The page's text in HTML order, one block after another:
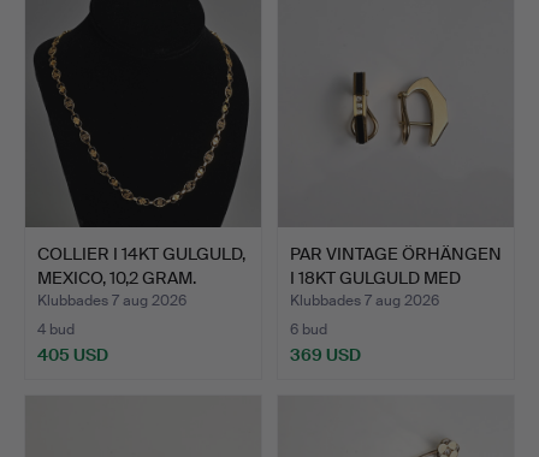
COLLIER I 14KT GULGULD,
MEXICO, 10,2 GRAM.
Klubbades 7 aug 2026
4 bud
405 USD
PAR VINTAGE ÖRHÄNGEN
I 18KT GULGULD MED
ON…
Klubbades 7 aug 2026
6 bud
369 USD